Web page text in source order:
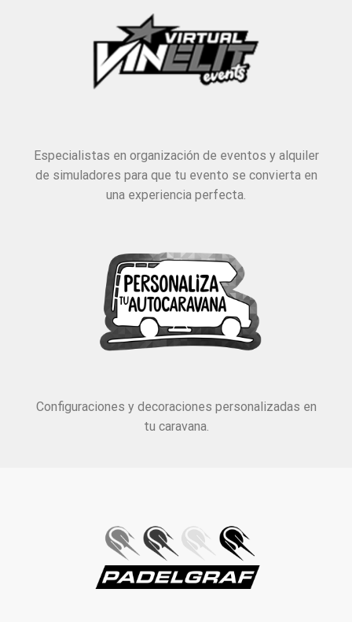
Especialistas en organización de eventos y alquiler
de simuladores para que tu evento se convierta en
una experiencia perfecta.
Configuraciones y decoraciones personalizadas en
tu caravana.